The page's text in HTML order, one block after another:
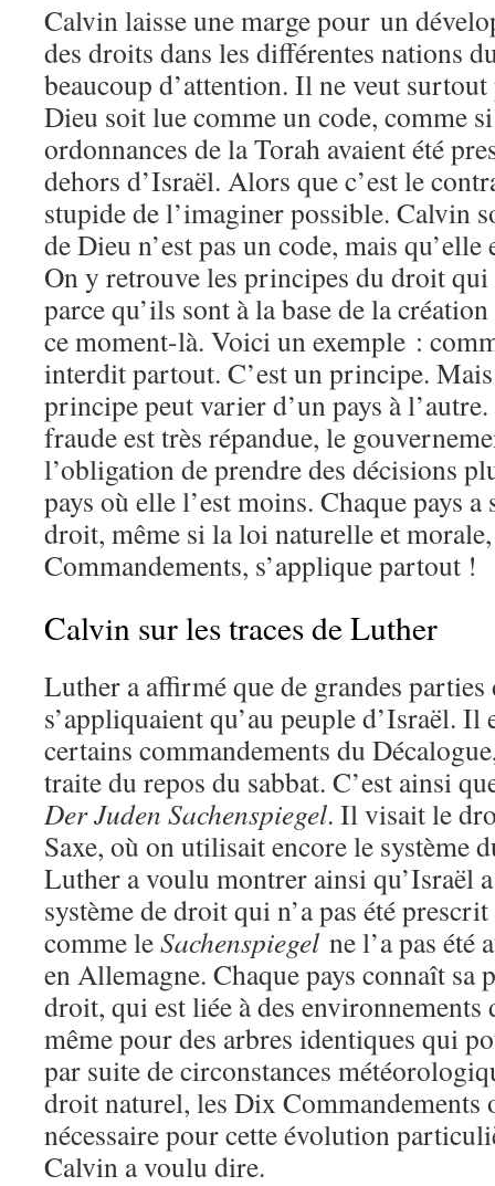
Calvin laisse une marge pour un
des droits dans les différentes nations
beaucoup d’attention. Il ne veut surtout
Dieu soit lue comme un code, comme
ordonnances de la Torah avaient été
dehors d’Israël. Alors que c’est le
stupide de l’imaginer possible. Calvin
de Dieu n’est pas un code, mais
On y retrouve les principes du droit
parce qu’ils sont à la base de la
ce moment-là. Voici un exemple :
interdit partout. C’est un principe.
principe peut varier d’un pays à
fraude est très répandue, le
l’obligation de prendre des décisions
pays où elle l’est moins. Chaque pays
droit, même si la loi naturelle et
Commandements, s’applique partout !
Calvin sur les traces de Luther
Luther a affirmé que de grandes parties
s’appliquaient qu’au peuple d’Israël. Il
certains commandements du
traite du repos du sabbat. C’est ainsi
Der Juden Sachenspiegel. Il visait le
Saxe, où on utilisait encore le système
Luther a voulu montrer ainsi qu’Israël
système de droit qui n’a pas été
comme leSachenspiegel ne l’a pas été
en Allemagne. Chaque pays connaît sa
droit, qui est liée à des environnements
même pour des arbres identiques qui
par suite de circonstances
droit naturel, les Dix Commandements
nécessaire pour cette évolution
Calvin a voulu dire.